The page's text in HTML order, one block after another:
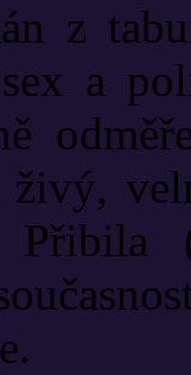
z
a
živý,
Přibila